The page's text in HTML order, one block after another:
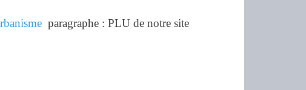
paragraphe : PLU de notre site